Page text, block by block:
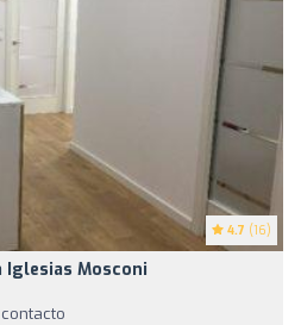
4.7 (16)
Iglesias Mosconi